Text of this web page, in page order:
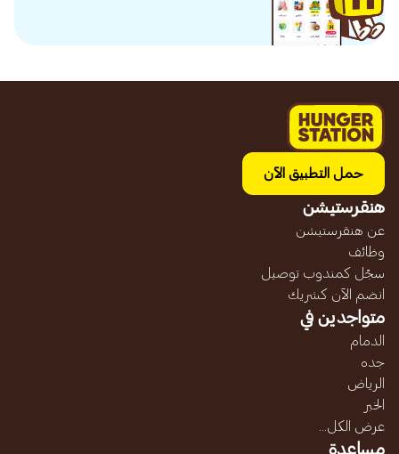
حمل التطبيق الآن
هنقرستيشن
عن هنقرستيشن
وظائف
سجّل كمندوب توصيل
انضم الآن كشريك
متواجدين في
الدمام
جده
الرياض
الخبر
عرض الكل...
مساعدة